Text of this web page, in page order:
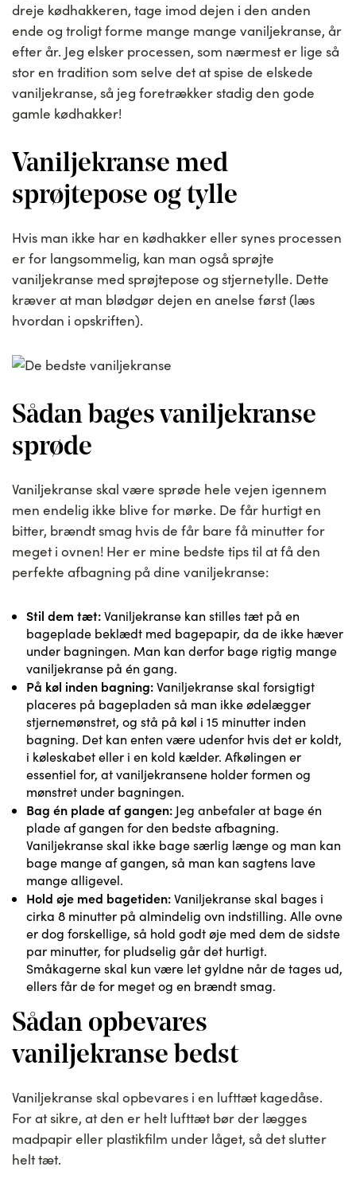
dreje kødhakkeren, tage imod dejen i den anden
ende og troligt forme mange mange vaniljekranse, år
efter år. Jeg elsker processen, som nærmest er lige så
stor en tradition som selve det at spise de elskede
vaniljekranse, så jeg foretrækker stadig den gode
gamle kødhakker!
Vaniljekranse med
sprøjtepose og tylle
Hvis man ikke har en kødhakker eller synes processen
er for langsommelig, kan man også sprøjte
vaniljekranse med sprøjtepose og stjernetylle. Dette
kræver at man blødgør dejen en anelse først (læs
hvordan i opskriften).
Sådan bages vaniljekranse
sprøde
Vaniljekranse skal være sprøde hele vejen igennem
men endelig ikke blive for mørke. De får hurtigt en
bitter, brændt smag hvis de får bare få minutter for
meget i ovnen! Her er mine bedste tips til at få den
perfekte afbagning på dine vaniljekranse:
Stil dem tæt:Vaniljekranse kan stilles tæt på en
bageplade beklædt med bagepapir, da de ikke hæver
under bagningen. Man kan derfor bage rigtig mange
vaniljekranse på én gang.
På køl inden bagning:Vaniljekranse skal forsigtigt
placeres på bagepladen så man ikke ødelægger
stjernemønstret, og stå på køl i 15 minutter inden
bagning. Det kan enten være udenfor hvis det er koldt,
i køleskabet eller i en kold kælder. Afkølingen er
essentiel for, at vaniljekransene holder formen og
mønstret under bagningen.
Bag én plade af gangen: Jeg anbefaler at bage én
plade af gangen for den bedste afbagning.
Vaniljekranse skal ikke bage særlig længe og man kan
bage mange af gangen, så man kan sagtens lave
mange alligevel.
Hold øje med bagetiden:Vaniljekranse skal bages i
cirka 8 minutter på almindelig ovn indstilling. Alle ovne
er dog forskellige, så hold godt øje med dem de sidste
par minutter, for pludselig går det hurtigt.
Småkagerne skal kun være let gyldne når de tages ud,
ellers får de for meget og en brændt smag.
Sådan opbevares
vaniljekranse bedst
Vaniljekranse skal opbevares i en lufttæt kagedåse.
For at sikre, at den er helt lufttæt bør der lægges
madpapir eller plastikfilm under låget, så det slutter
helt tæt.